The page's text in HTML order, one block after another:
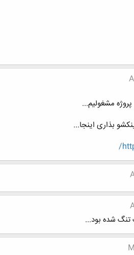
مشغولیم...
بذاری اینجا...
تنگ شده بود...